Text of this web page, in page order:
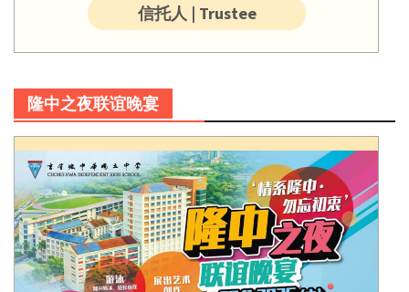
信托人 | Trustee
隆中之夜联谊晚宴